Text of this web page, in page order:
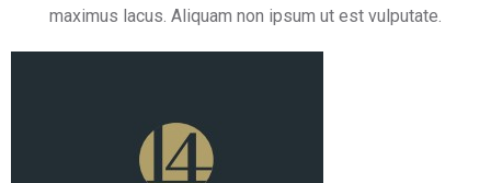
maximus lacus. Aliquam non ipsum ut est vulputate.